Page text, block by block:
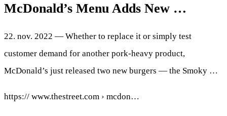
McDonald’s Menu Adds New …
22. nov. 2022 — Whether to replace it or simply test
customer demand for another pork-heavy product,
McDonald’s just released two new burgers — the Smoky …
https:// www.thestreet.com › mcdon…